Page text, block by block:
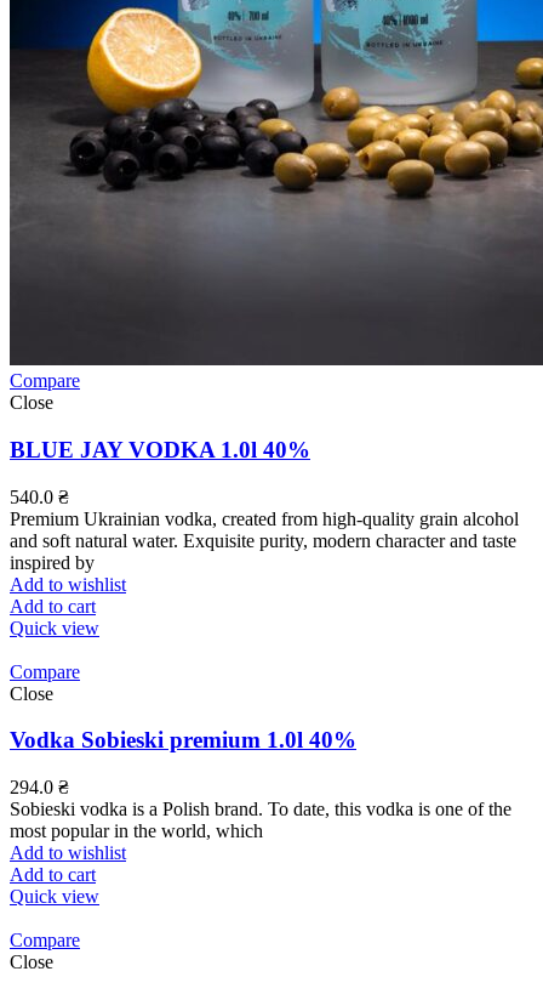
Compare
Close
BLUE JAY VODKA 1.0l 40%
540.0 ₴
Premium Ukrainian vodka, created from high-quality grain alcohol
and soft natural water. Exquisite purity, modern character and taste
inspired by
Add to wishlist
Add to cart
Quick view
Compare
Close
Vodka Sobieski premium 1.0l 40%
294.0 ₴
Sobieski vodka is a Polish brand. To date, this vodka is one of the
most popular in the world, which
Add to wishlist
Add to cart
Quick view
Compare
Close